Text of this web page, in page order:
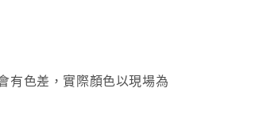
有色差，實際顏色以現場為